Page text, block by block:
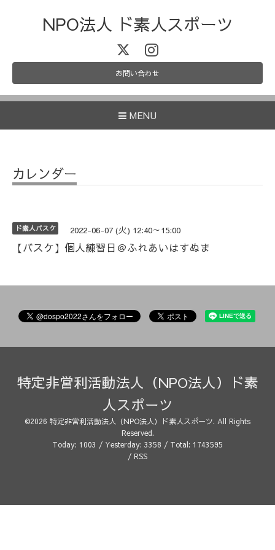
NPO法人 ド素人スポーツ
お問い合わせ
MENU
カレンダー
ド素人バスケ 2022-06-07 (火) 12:40～15:00
【バスケ】個人練習日＠ふれあいはすぬま
特定非営利活動法人（NPO法人）ド素
人スポーツ
©2026 特定非営利活動法人（NPO法人）ド素人スポーツ. All Rights
Reserved.
Today: 1003 / Yesterday: 3358 / Total: 1743595
/ RSS